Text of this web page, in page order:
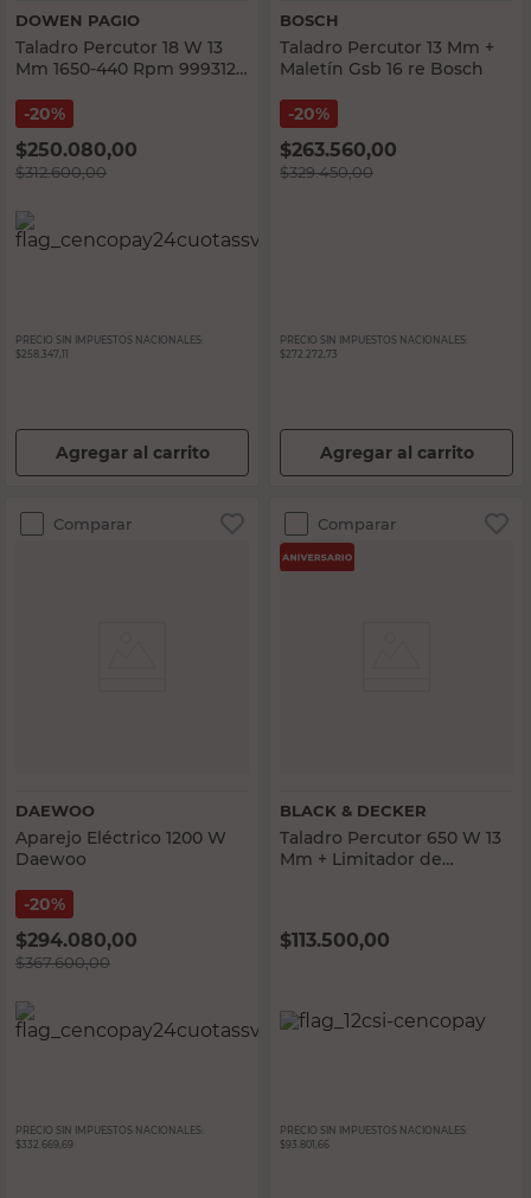
DOWEN PAGIO
Taladro Percutor 18 W 13
Mm 1650-440 Rpm 9993121
20%
$250.080,00
$312.600,00
PRECIO SIN IMPUESTOS NACIONALES:
$258.347,11
Agregar al carrito
BOSCH
Taladro Percutor 13 Mm +
Maletín Gsb 16 re Bosch
20%
$263.560,00
$329.450,00
PRECIO SIN IMPUESTOS NACIONALES:
$272.272,73
Agregar al carrito
Comparar
DAEWOO
Aparejo Eléctrico 1200 W
Daewoo
20%
$294.080,00
$367.600,00
PRECIO SIN IMPUESTOS NACIONALES:
$332.669,69
Comparar
BLACK & DECKER
Taladro Percutor 650 W 13
Mm + Limitador de
$113.500,00
PRECIO SIN IMPUESTOS NACIONALES:
$93.801,66